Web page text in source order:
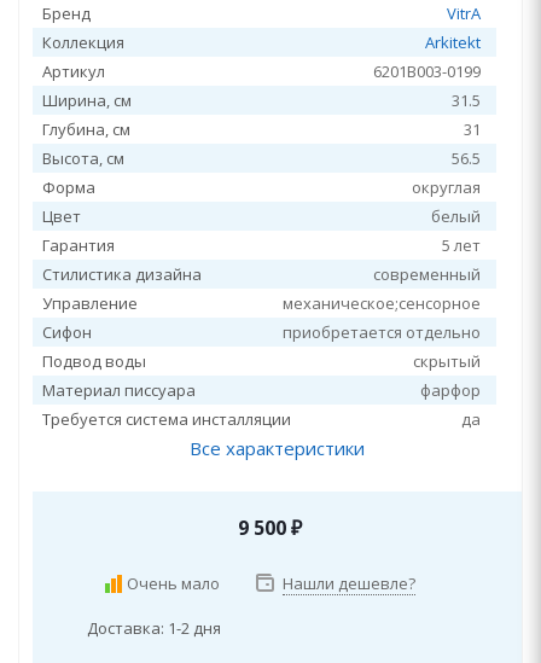
Бренд
VitrA
Коллекция
Arkitekt
Артикул
6201B003-0199
Ширина, см
31.5
Глубина, см
31
Высота, см
56.5
Форма
округлая
Цвет
белый
Гарантия
5 лет
Стилистика дизайна
современный
Управление
механическое;сенсорное
Сифон
приобретается отдельно
Подвод воды
скрытый
Материал писсуара
фарфор
Требуется система инсталляции
да
Все характеристики
9 500₽
Очень мало Нашли дешевле?
Доставка: 1-2 дня